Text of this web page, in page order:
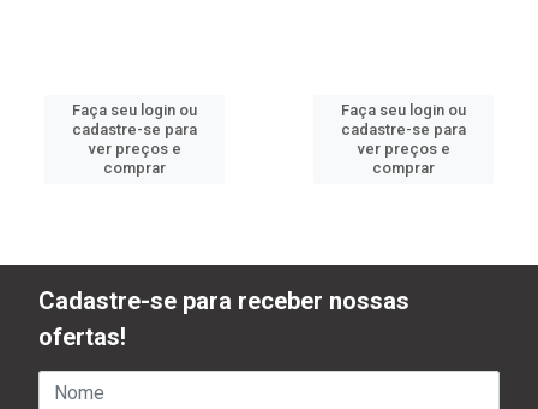
Faça seu login ou
cadastre-se para
ver preços e
comprar
Faça seu login ou
cadastre-se para
ver preços e
comprar
Cadastre-se para receber nossas
ofertas!